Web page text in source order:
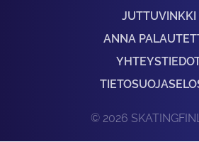
JUTTUVINKKI
ANNA
© 2026